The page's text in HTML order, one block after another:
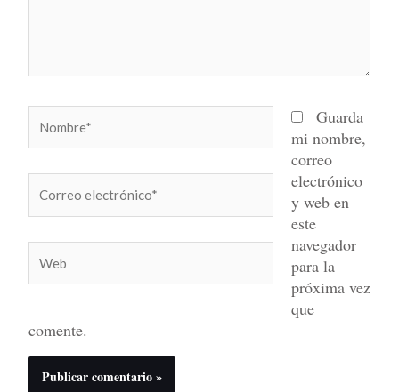
electrónico*
Guarda
mi nombre,
correo
electrónico
y web en
este
navegador
para la
próxima vez
que
comente.